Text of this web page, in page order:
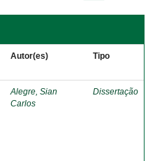
Autor(es) Tipo
Alegre, Sian
Carlos
Dissertação